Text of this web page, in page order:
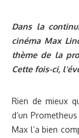
Dans la
cinéma Max
thème de la
Cette fois-ci,
Rien de mieux
d’un
Max l’a bien